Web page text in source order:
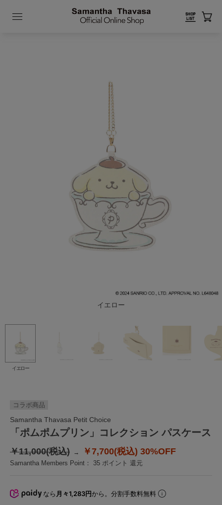
イエロー
イエロー
Samantha Thavasa Petit Choice
「ポムポムプリン」コレクション パスケース
コラボ商品
￥11,000(税込) ￥7,700(税込) 30%OFF
Samantha Members Point： 35 ポイント 還元
なら 月々1,283円から。分割手数料無料